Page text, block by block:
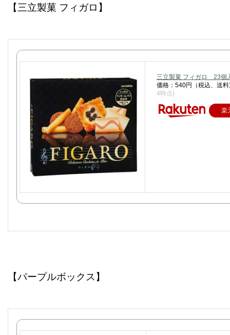
【三立製菓 フィガロ】
三立製菓 フィガロ 23個
価格：540円（税込、送
4時点)
楽
【パープルボックス】